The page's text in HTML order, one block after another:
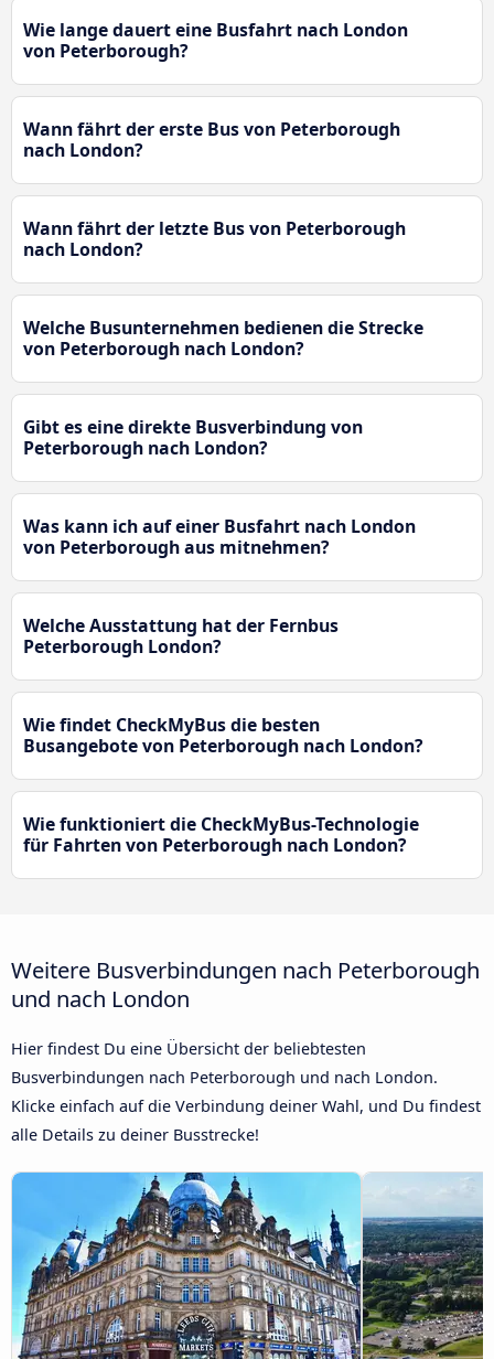
Wie lange dauert eine Busfahrt nach London
von Peterborough?
Wann fährt der erste Bus von Peterborough
nach London?
Wann fährt der letzte Bus von Peterborough
nach London?
Welche Busunternehmen bedienen die Strecke
von Peterborough nach London?
Gibt es eine direkte Busverbindung von
Peterborough nach London?
Was kann ich auf einer Busfahrt nach London
von Peterborough aus mitnehmen?
Welche Ausstattung hat der Fernbus
Peterborough London?
Wie findet CheckMyBus die besten
Busangebote von Peterborough nach London?
Wie funktioniert die CheckMyBus-Technologie
für Fahrten von Peterborough nach London?
Weitere Busverbindungen nach Peterborough
und nach London
Hier findest Du eine Übersicht der beliebtesten
Busverbindungen nach Peterborough und nach London.
Klicke einfach auf die Verbindung deiner Wahl, und Du findest
alle Details zu deiner Busstrecke!